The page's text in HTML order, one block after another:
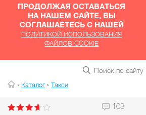
ПРОДОЛЖАЯ ОСТАВАТЬСЯ
НА НАШЕМ САЙТЕ, ВЫ
СОГЛАШАЕТЕСЬ С НАШЕЙ
ПОЛИТИКОЙ ИСПОЛЬЗОВАНИЯ
ФАЙЛОВ COOKIE
› Каталог› Такси
103